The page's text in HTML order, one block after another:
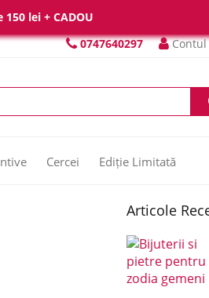
lei + CADOU
0747640297
Contul
Cercei Ediție Limitată
Articole